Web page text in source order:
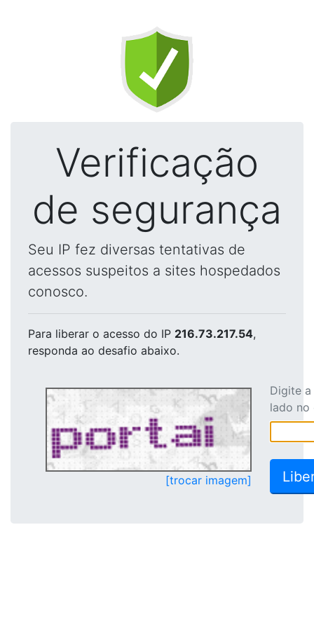
Verificação
de segurança
Seu IP fez diversas tentativas de
acessos suspeitos a sites hospedados
conosco.
Para liberar o acesso do IP 216.73.217.54,
responda ao desafio abaixo.
[trocar imagem]
Digite
lado no